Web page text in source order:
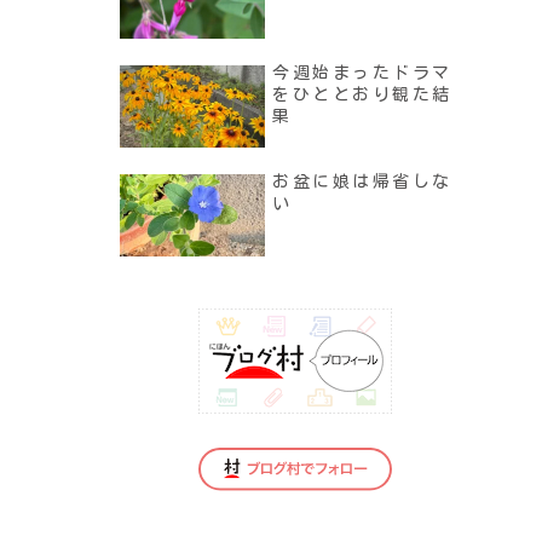
今週始まったドラマ
をひととおり観た結
果
お盆に娘は帰省しな
い